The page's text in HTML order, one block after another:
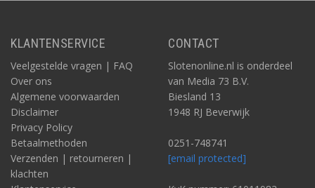
KLANTENSERVICE
Veelgestelde vragen | FAQ
Over ons
Algemene voorwaarden
Disclaimer
Privacy Policy
Betaalmethoden
Verzenden | retourneren |
klachten
CONTACT
Slotenonline.nl is onderdeel
van Media 73 B.V.
Biesland 13
1948 RJ Beverwijk
0251-748741
[email protected]